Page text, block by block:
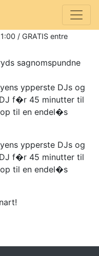
/ GRATIS entre
sagnomspundne
ypperste DJs og
f�r 45 minutter til
til en endel�s
ypperste DJs og
f�r 45 minutter til
til en endel�s